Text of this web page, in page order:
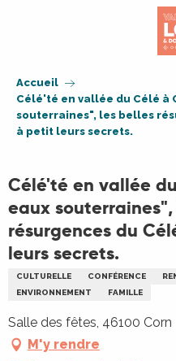
Accueil
Célé'té en vallée du Célé à
souterraines", les belles
à petit leurs secrets.
Célé'té en vallée
eaux
résurgences du
leurs secrets.
CULTURELLE CONFÉRENCE
ENVIRONNEMENT
FAMILLE
Salle des fêtes, 46100 Corn
M'y rendre